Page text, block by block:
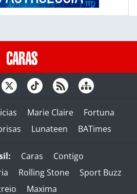
Marie Claire
Fortuna
Lunateen BATimes
Caras
Contigo
Rolling Stone
Sport Buzz
Maxima